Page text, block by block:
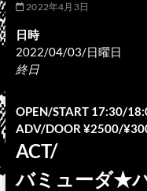
2022年4月3日
日時
2022/04/03/日曜日
終日
OPEN/START 17:30/
ADV/DOOR ¥2500/
ACT/
バミューダ★